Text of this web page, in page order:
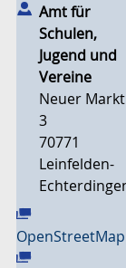
Amt für
Schulen,
Jugend und
Vereine
Neuer Markt
3
70771
Leinfelden-
OpenStreetMap